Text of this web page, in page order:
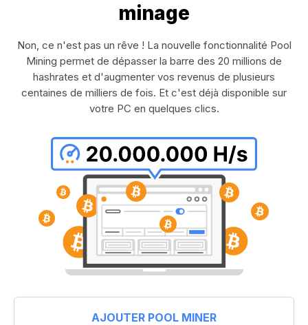
minage
Non, ce n'est pas un rêve ! La nouvelle fonctionnalité Pool
Mining permet de dépasser la barre des 20 millions de
hashrates et d'augmenter vos revenus de plusieurs
centaines de milliers de fois. Et c'est déjà disponible sur
votre PC en quelques clics.
AJOUTER POOL MINER